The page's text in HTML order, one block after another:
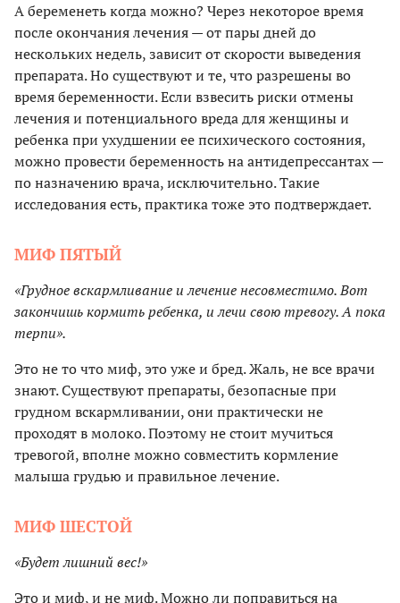
А беременеть когда можно? Через некоторое время
после окончания лечения — от пары дней до
нескольких недель, зависит от скорости выведения
препарата. Но существуют и те, что разрешены во
время беременности. Если взвесить риски отмены
лечения и потенциального вреда для женщины и
ребенка при ухудшении ее психического состояния,
можно провести беременность на антидепрессантах —
по назначению врача, исключительно. Такие
исследования есть, практика тоже это подтверждает.
МИФ ПЯТЫЙ
«Грудное вскармливание и лечение несовместимо. Вот
закончишь кормить ребенка, и лечи свою тревогу. А пока
терпи».
Это не то что миф, это уже и бред. Жаль, не все врачи
знают. Существуют препараты, безопасные при
грудном вскармливании, они практически не
проходят в молоко. Поэтому не стоит мучиться
тревогой, вполне можно совместить кормление
малыша грудью и правильное лечение.
МИФ ШЕСТОЙ
«Будет лишний вес!»
Это и миф, и не миф. Можно ли поправиться на